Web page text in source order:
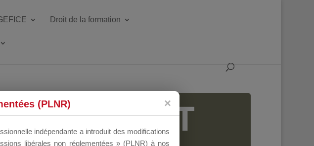
Droit de la formation
DIRIGEANT
(PLNR)
indépendante a introduit des modifications
libérales non réglementées » (PLNR) à nos